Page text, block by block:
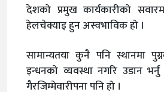
देशको प्रमुख कार्यकारीको
हेलचेक्याइ हुन अस्वभाविक हो ।
सामान्यतया कुनै पनि स्थानमा
इन्धनको व्यवस्था नगरि उडान
गैरजिम्मेवारीपना पनि हो ।